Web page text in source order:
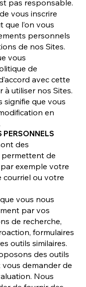
pas responsable.
vous inscrire
que l’on vous
personnels
de nos Sites.
vous
de
avec cette
à utiliser nos Sites.
signifie que vous
en
PERSONNELS
des
de
exemple votre
courriel ou votre
vous nous
par vos
de recherche,
formulaires
outils similaires.
des outils
vous demander de
Nous